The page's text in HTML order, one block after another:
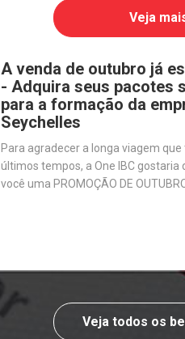
A venda de outubro já
- Adquira seus pacotes
para a formação da
Seychelles
Para agradecer a longa viagem
últimos tempos, a One IBC gostaria
você uma PROMOÇÃO DE
Veja
Veja todos os